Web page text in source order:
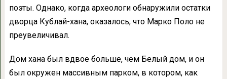
поэты. Однако, когда археологи обнаружили остатки
дворца Кублай-хана, оказалось, что Марко Поло не
преувеличивал.
Дом хана был вдвое больше, чем Белый дом, и он
был окружен массивным парком, в котором, как